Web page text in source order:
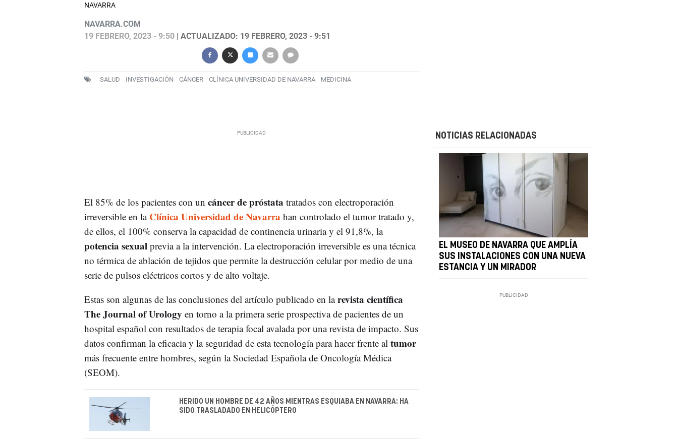
NAVARRA
NAVARRA.COM
19 FEBRERO, 2023 - 9:50| ACTUALIZADO: 19 FEBRERO, 2023 - 9:51
SALUD INVESTIGACIÓN CÁNCER CLÍNICA UNIVERSIDAD DE NAVARRA MEDICINA
El 85% de los pacientes con un cáncer de próstata tratados con electroporación
irreversible en la Clínica Universidad de Navarra han controlado el tumor tratado y,
de ellos, el 100% conserva la capacidad de continencia urinaria y el 91,8%, la
potencia sexual previa a la intervención. La electroporación irreversible es una técnica
no térmica de ablación de tejidos que permite la destrucción celular por medio de una
serie de pulsos eléctricos cortos y de alto voltaje.
Estas son algunas de las conclusiones del artículo publicado en larevista científica
The Journal of Urology en torno a la primera serie prospectiva de pacientes de un
hospital español con resultados de terapia focal avalada por una revista de impacto. Sus
datos confirman la eficacia y la seguridad de esta tecnología para hacer frente al tumor
más frecuente entre hombres, según la Sociedad Española de Oncología Médica
(SEOM).
HERIDO UN HOMBRE DE 42 AÑOS MIENTRAS ESQUIABA EN NAVARRA: HA
SIDO TRASLADADO EN HELICÓPTERO
NOTICIAS RELACIONADAS
EL MUSEO DE NAVARRA QUE AMPLÍA
SUS INSTALACIONES CON UNA NUEVA
ESTANCIA Y UN MIRADOR